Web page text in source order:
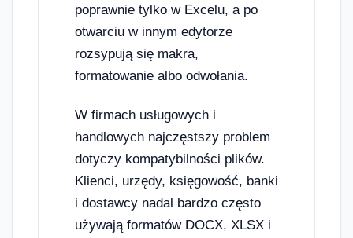
poprawnie tylko w Excelu, a po
otwarciu w innym edytorze
rozsypują się makra,
formatowanie albo odwołania.
W firmach usługowych i
handlowych najczęstszy problem
dotyczy kompatybilności plików.
Klienci, urzędy, księgowość, banki
i dostawcy nadal bardzo często
używają formatów DOCX, XLSX i